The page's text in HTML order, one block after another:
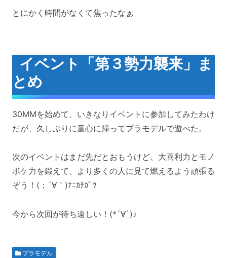
とにかく時間がなくて焦ったなぁ
イベント「第３勢力襲来」ま
とめ
30MMを始めて、いきなりイベントに参加してみたわけ
だが、久しぶりに童心に帰ってプラモデルで遊べた。
次のイベントはまだ先だとおもうけど、大喜利力とモノ
ボケ力を鍛えて、より多くの人に見て燃えるよう頑張る
ぞう！(；´∀｀)ﾅﾆｶﾁｶﾞｳ
今から次回が待ち遠しい！(*´∀`)♪
プラモデル